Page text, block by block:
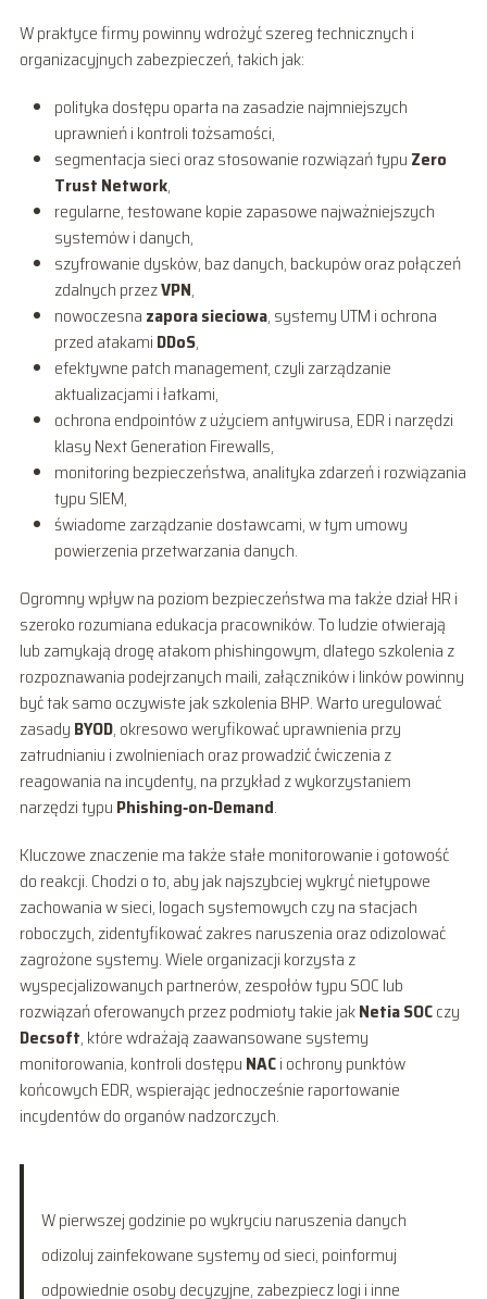
W praktyce firmy powinny wdrożyć szereg technicznych i
organizacyjnych zabezpieczeń, takich jak:
polityka dostępu oparta na zasadzie najmniejszych
uprawnień i kontroli tożsamości,
segmentacja sieci oraz stosowanie rozwiązań typu Zero
Trust Network,
regularne, testowane kopie zapasowe najważniejszych
systemów i danych,
szyfrowanie dysków, baz danych, backupów oraz połączeń
zdalnych przezVPN,
nowoczesna zapora sieciowa, systemy UTM i ochrona
przed atakami DDoS,
efektywne patch management, czyli zarządzanie
aktualizacjami i łatkami,
ochrona endpointów z użyciem antywirusa, EDR i narzędzi
klasy Next Generation Firewalls,
monitoring bezpieczeństwa, analityka zdarzeń i rozwiązania
typu SIEM,
świadome zarządzanie dostawcami, w tym umowy
powierzenia przetwarzania danych.
Ogromny wpływ na poziom bezpieczeństwa ma także dział HR i
szeroko rozumiana edukacja pracowników. To ludzie otwierają
lub zamykają drogę atakom phishingowym, dlatego szkolenia z
rozpoznawania podejrzanych maili, załączników i linków powinny
być tak samo oczywiste jak szkolenia BHP. Warto uregulować
zasady BYOD, okresowo weryfikować uprawnienia przy
zatrudnianiu i zwolnieniach oraz prowadzić ćwiczenia z
reagowania na incydenty, na przykład z wykorzystaniem
narzędzi typu Phishing‑on‑Demand.
Kluczowe znaczenie ma także stałe monitorowanie i gotowość
do reakcji. Chodzi o to, aby jak najszybciej wykryć nietypowe
zachowania w sieci, logach systemowych czy na stacjach
roboczych, zidentyfikować zakres naruszenia oraz odizolować
zagrożone systemy. Wiele organizacji korzysta z
wyspecjalizowanych partnerów, zespołów typu SOC lub
rozwiązań oferowanych przez podmioty takie jakNetia SOCczy
Decsoft, które wdrażają zaawansowane systemy
monitorowania, kontroli dostępu NACi ochrony punktów
końcowych EDR, wspierając jednocześnie raportowanie
incydentów do organów nadzorczych.
W pierwszej godzinie po wykryciu naruszenia danych
odizoluj zainfekowane systemy od sieci, poinformuj
odpowiednie osoby decyzyjne, zabezpiecz logi i inne